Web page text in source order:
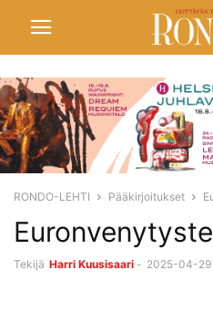
RONDO-LEHTI Pääkirjoitukset
Tekijä Harri Kuusisaari - 2025-04-29